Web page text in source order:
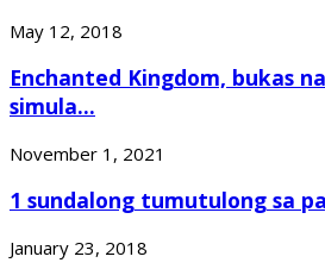
May 12, 2018
Enchanted Kingdom, bukas
simula...
November 1, 2021
1 sundalong tumutulong sa
January 23, 2018